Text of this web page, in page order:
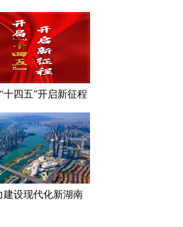
十四五”开启新征程
建设现代化新湖南